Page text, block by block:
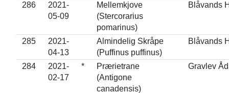
286
2021-
05-09
Mellemkjove
(Stercorarius
pomarinus)
Blåvands
285
2021-
04-13
Almindelig Skråpe
(Puffinus puffinus)
Blåvands
284
2021-
02-17
*
Prærietrane
(Antigone
canadensis)
Gravlev